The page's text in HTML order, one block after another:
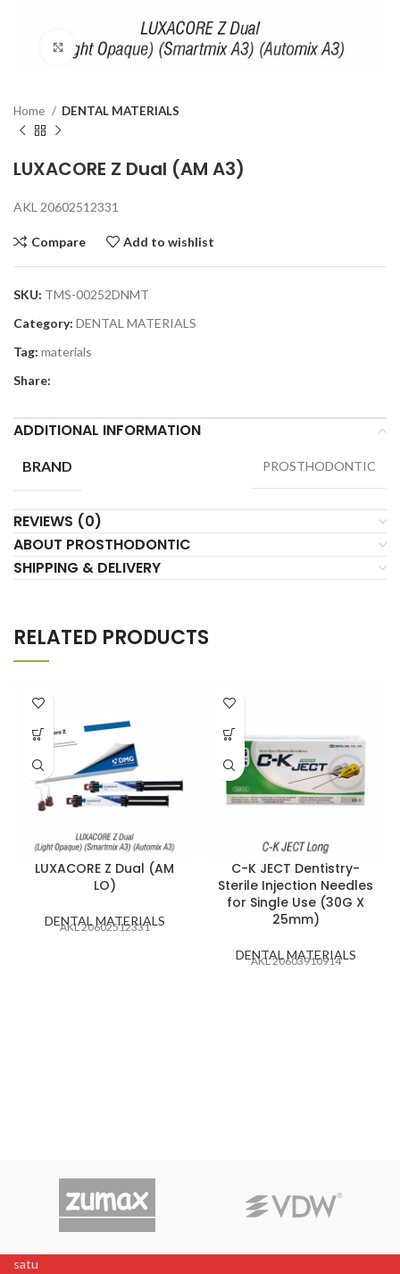
Click to enlarge
Home DENTAL MATERIALS
LUXACORE Z Dual (AM A3)
AKL 20602512331
Compare Add to wishlist
SKU: TMS-00252DNMT
Category: DENTAL MATERIALS
Tag: materials
Share:
ADDITIONAL INFORMATION
BRAND PROSTHODONTIC
REVIEWS (0)
ABOUT PROSTHODONTIC
SHIPPING & DELIVERY
RELATED PRODUCTS
LUXACORE Z Dual (AM
LO)
DENTAL MATERIALS
AKL 20602512331
C-K JECT Dentistry-
Sterile Injection Needles
for Single Use (30G X
25mm)
DENTAL MATERIALS
AKL 20603910914
satu